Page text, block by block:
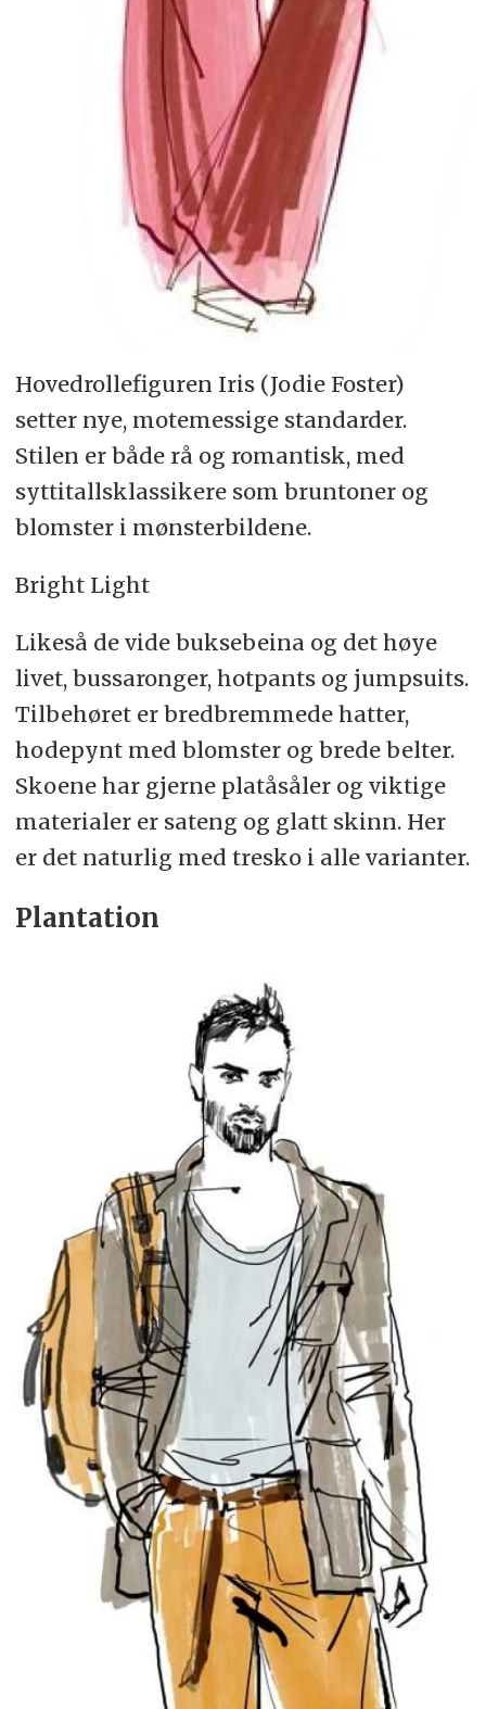
Hovedrollefiguren Iris (Jodie Foster)
setter nye, motemessige standarder.
Stilen er både rå og romantisk, med
syttitallsklassikere som bruntoner og
blomster i mønsterbildene.
Bright Light
Likeså de vide buksebeina og det høye
livet, bussaronger, hotpants og jumpsuits.
Tilbehøret er bredbremmede hatter,
hodepynt med blomster og brede belter.
Skoene har gjerne platåsåler og viktige
materialer er sateng og glatt skinn. Her
er det naturlig med tresko i alle varianter.
Plantation